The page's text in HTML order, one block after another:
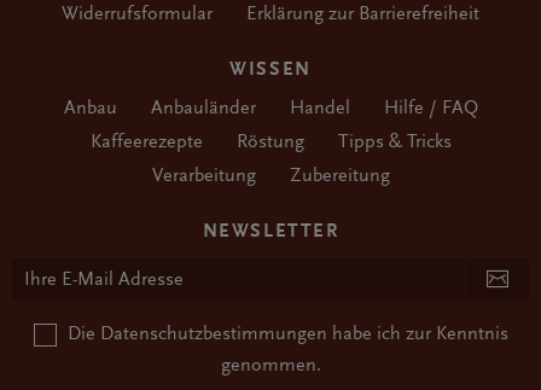
Widerrufsformular
Erklärung zur Barrierefreiheit
WISSEN
Anbau
Anbauländer Handel
Hilfe / FAQ
Kaffeerezepte
Röstung
Tipps & Tricks
Verarbeitung
Zubereitung
NEWSLETTER
Die Datenschutzbestimmungen habe ich zur Kenntnis
genommen.